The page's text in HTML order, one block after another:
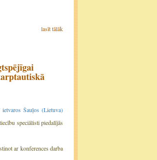
lasīt tālāk
ietvaros Šauļos (Lietuva)
speciālisti piedalījās
ar konferences darba